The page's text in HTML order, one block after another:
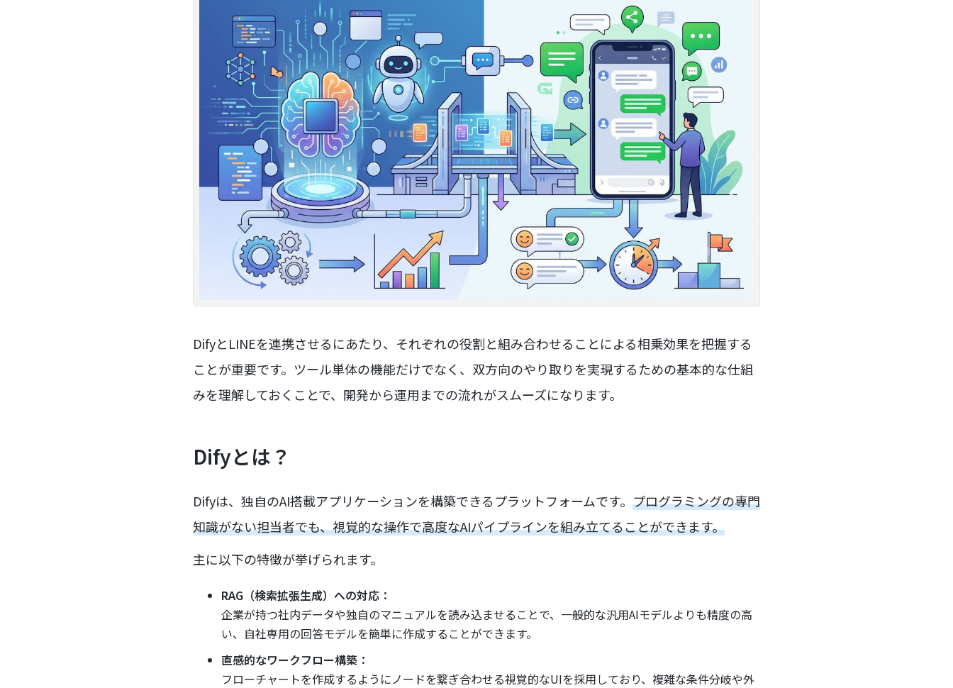
DifyとLINEを連携させるにあたり、それぞれの役割と組み合わせることによる相乗効果を把握する
ことが重要です。ツール単体の機能だけでなく、双方向のやり取りを実現するための基本的な仕組
みを理解しておくことで、開発から運用までの流れがスムーズになります。
Difyとは？
Difyは、独自のAI搭載アプリケーションを構築できるプラットフォームです。 プログラミングの専門
知識がない担当者でも、視覚的な操作で高度なAIパイプラインを組み立てることができます。
主に以下の特徴が挙げられます。
RAG（検索拡張生成）への対応：
企業が持つ社内データや独自のマニュアルを読み込ませることで、一般的な汎用AIモデルよりも精度の高
い、自社専用の回答モデルを簡単に作成することができます。
直感的なワークフロー構築：
フローチャートを作成するようにノードを繋ぎ合わせる視覚的なUIを採用しており、複雑な条件分岐や外